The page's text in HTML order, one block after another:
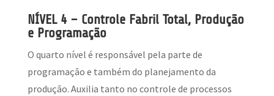
NÍVEL 4 – Controle Fabril Total, Produção
e Programação
O quarto nível é responsável pela parte de
programação e também do planejamento da
produção. Auxilia tanto no controle de processos